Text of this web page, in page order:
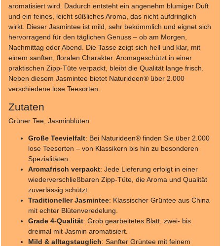
aromatisiert wird. Dadurch entsteht ein angenehm blumiger Duft
und ein feines, leicht süßliches Aroma, das nicht aufdringlich
wirkt. Dieser Jasmintee ist mild, sehr bekömmlich und eignet sich
hervorragend für den täglichen Genuss – ob am Morgen,
Nachmittag oder Abend. Die Tasse zeigt sich hell und klar, mit
einem sanften, floralen Charakter. Aromageschützt in einer
praktischen Zipp-Tüte verpackt, bleibt die Qualität lange frisch.
Neben diesem Jasmintee bietet Naturideen® über 2.000
verschiedene lose Teesorten.
Zutaten
Grüner Tee, Jasminblüten
Große Teevielfalt: Bei Naturideen® finden Sie über 2.000
lose Teesorten – von Klassikern bis hin zu besonderen
Spezialitäten.
Aromafrisch verpackt: Jede Lieferung erfolgt in einer
wiederverschließbaren Zipp-Tüte, die Aroma und Qualität
zuverlässig schützt.
Traditioneller Jasmintee: Klassischer Grüntee aus China
mit echter Blütenveredelung.
Grade 4-Qualität: Grob gearbeitetes Blatt, zwei- bis
dreimal mit Jasmin aromatisiert.
Mild & alltagstauglich: Sanfter Grüntee mit feinem